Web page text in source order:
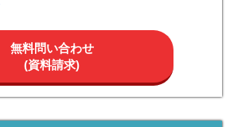
無料問い合わせ
(資料請求)